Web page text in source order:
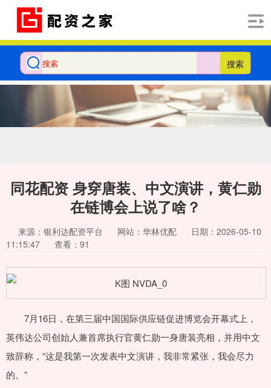
搜索
同花配资 身穿唐装、中文演讲，黄仁勋
在链博会上说了啥？
来源：银利达配资平台 网站：华林优配
日期：2026-05-10
11:15:47
查看：91
7月16日，在第三届中国国际供应链促进博览会开幕式上，
英伟达公司创始人兼首席执行官黄仁勋一身唐装亮相，并用中文
致辞称，“这是我第一次发表中文演讲，我非常紧张，我会尽力
的。”